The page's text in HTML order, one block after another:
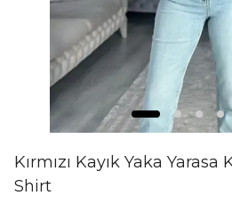
Kırmızı Kayık Yaka Yarasa
Shirt